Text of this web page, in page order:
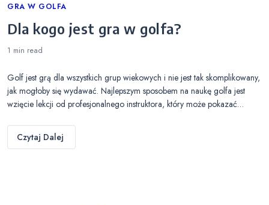
Categories
GRA W GOLFA
Dla kogo jest gra w golfa?
1 min read
Golf jest grą dla wszystkich grup wiekowych i nie jest tak skomplikowany,
jak mogłoby się wydawać. Najlepszym sposobem na naukę golfa jest
wzięcie lekcji od profesjonalnego instruktora, który może pokazać…
Czytaj Dalej